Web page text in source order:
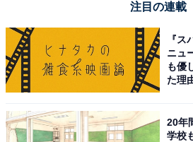
「会議のための会議」があっ
される会議の在り方
職員会議は直近1カ月ほどの予定
準備には膨大な時間がかかること
授業準備や保護者対応に追われる
議準備は大きな負担の1つとなって
注目の連載
『ス
ニュ
も優
た理
20年
学校